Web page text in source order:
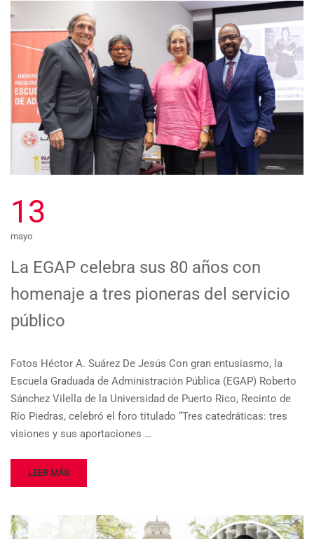
13
mayo
La EGAP celebra sus 80 años con
homenaje a tres pioneras del servicio
público
Fotos Héctor A. Suárez De Jesús Con gran entusiasmo, la
Escuela Graduada de Administración Pública (EGAP) Roberto
Sánchez Vilella de la Universidad de Puerto Rico, Recinto de
Río Piedras, celebró el foro titulado “Tres catedráticas: tres
visiones y sus aportaciones …
LEER MÁS